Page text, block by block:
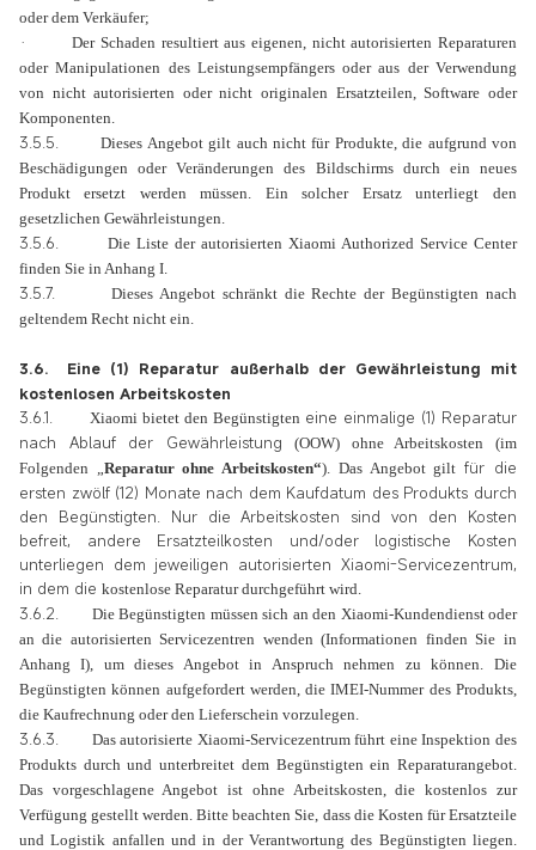
oder dem Verkäufer;
·
Der Schaden resultiert aus eigenen, nicht autorisierten Reparaturen
oder Manipulationen des Leistungsempfängers oder aus der Verwendung
von nicht autorisierten oder nicht originalen Ersatzteilen, Software oder
Komponenten.
3.5.5.
Dieses Angebot gilt auch nicht für Produkte, die aufgrund von
Beschädigungen oder Veränderungen des Bildschirms durch ein neues
Produkt ersetzt werden müssen. Ein solcher Ersatz unterliegt den
gesetzlichen Gewährleistungen.
3.5.6.
Die Liste der autorisierten Xiaomi Authorized Service Center
finden Sie in Anhang I.
3.5.7.
Dieses Angebot schränkt die Rechte der Begünstigten nach
geltendem Recht nicht ein.
3.6.
Eine (1) Reparatur außerhalb der Gewährleistung mit
kostenlosen Arbeitskosten
3.6.1.
Xiaomi bietet den Begünstigten eine einmalige (1) Reparatur
nach Ablauf der Gewährleistung(OOW) ohne Arbeitskosten (im
Folgenden „Reparatur ohne Arbeitskosten“). Das Angebot giltfür die
ersten zwölf (12) Monate nach dem Kaufdatum des Produkts durch
den Begünstigten. Nur die Arbeitskosten sind von den Kosten
befreit, andere Ersatzteilkosten und/oder logistische Kosten
unterliegen dem jeweiligen autorisierten Xiaomi-Servicezentrum,
in dem die kostenlose Reparatur durchgeführt wird.
3.6.2.
Die Begünstigten müssen sich an den Xiaomi-Kundendienst oder
an die autorisierten Servicezentren wenden (Informationen finden Sie in
Anhang I), um dieses Angebot in Anspruch nehmen zu können. Die
Begünstigten können aufgefordert werden, die IMEI-Nummer des Produkts,
die Kaufrechnung oder den Lieferschein vorzulegen.
3.6.3.
Das autorisierte Xiaomi-Servicezentrum führt eine Inspektion des
Produkts durch und unterbreitet dem Begünstigten ein Reparaturangebot.
Das vorgeschlagene Angebot ist ohne Arbeitskosten, die kostenlos zur
Verfügung gestellt werden. Bitte beachten Sie, dass die Kosten für Ersatzteile
und Logistik anfallen und in der Verantwortung des Begünstigten liegen.